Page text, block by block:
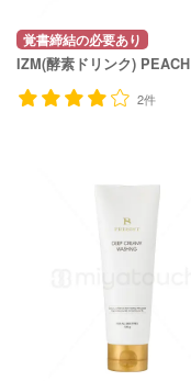
覚書締結の必要あり
IZM(酵素ドリンク) PEACH
2件